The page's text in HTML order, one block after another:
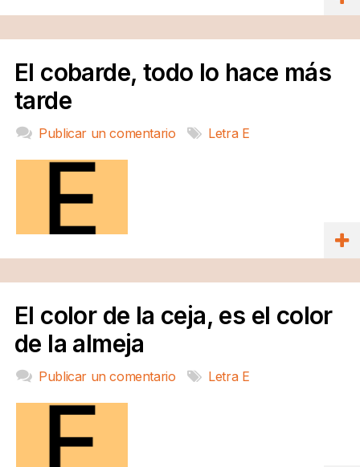
El cobarde, todo lo hace más
tarde
Publicar un comentario Letra E
El color de la ceja, es el color
de la almeja
Publicar un comentario Letra E